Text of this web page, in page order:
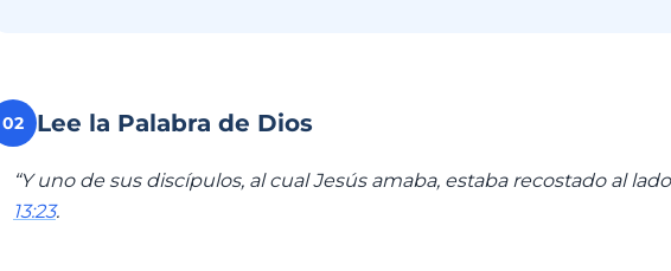
02 Lee la Palabra de Dios
“Y uno de sus discípulos, al cual Jesús amaba, estaba recostado al
13:23.